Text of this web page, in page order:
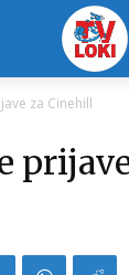
za Cinehill